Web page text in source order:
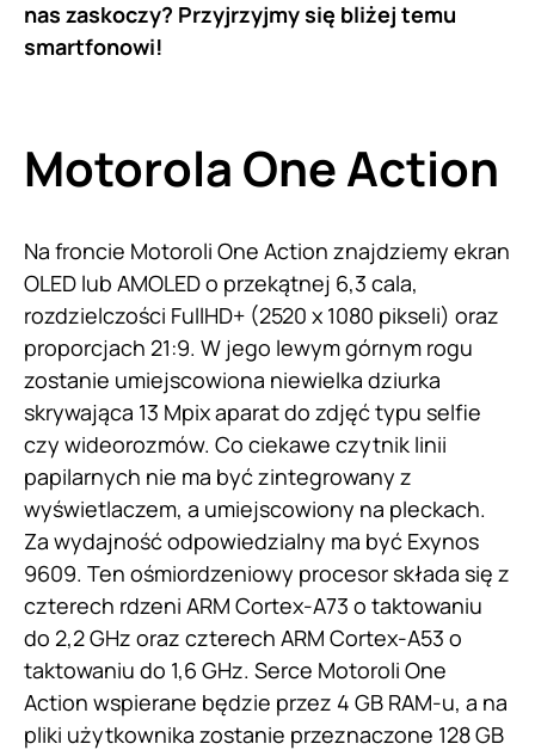
nas zaskoczy? Przyjrzyjmy się bliżej temu
smartfonowi!
Motorola One Action
Na froncie Motoroli One Action znajdziemy ekran
OLED lub AMOLED o przekątnej 6,3 cala,
rozdzielczości FullHD+ (2520 x 1080 pikseli) oraz
proporcjach 21:9. W jego lewym górnym rogu
zostanie umiejscowiona niewielka dziurka
skrywająca 13 Mpix aparat do zdjęć typu selfie
czy wideorozmów. Co ciekawe czytnik linii
papilarnych nie ma być zintegrowany z
wyświetlaczem, a umiejscowiony na pleckach.
Za wydajność odpowiedzialny ma być Exynos
9609. Ten ośmiordzeniowy procesor składa się z
czterech rdzeni ARM Cortex-A73 o taktowaniu
do 2,2 GHz oraz czterech ARM Cortex-A53 o
taktowaniu do 1,6 GHz. Serce Motoroli One
Action wspierane będzie przez 4 GB RAM-u, a na
pliki użytkownika zostanie przeznaczone 128 GB